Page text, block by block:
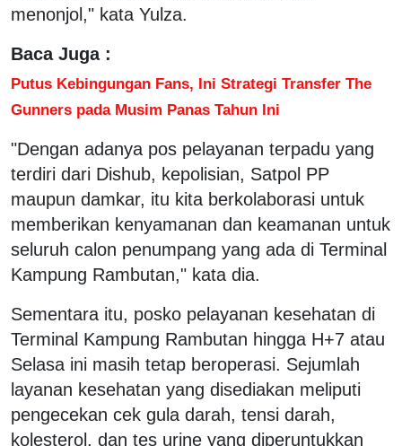
menonjol," kata Yulza.
Baca Juga :
Putus Kebingungan Fans, Ini Strategi Transfer The
Gunners pada Musim Panas Tahun Ini
"Dengan adanya pos pelayanan terpadu yang
terdiri dari Dishub, kepolisian, Satpol PP
maupun damkar, itu kita berkolaborasi untuk
memberikan kenyamanan dan keamanan untuk
seluruh calon penumpang yang ada di Terminal
Kampung Rambutan," kata dia.
Sementara itu, posko pelayanan kesehatan di
Terminal Kampung Rambutan hingga H+7 atau
Selasa ini masih tetap beroperasi. Sejumlah
layanan kesehatan yang disediakan meliputi
pengecekan cek gula darah, tensi darah,
kolesterol, dan tes urine yang diperuntukkan